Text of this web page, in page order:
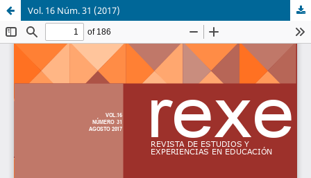
Vol. 16 Núm. 31 (2017)